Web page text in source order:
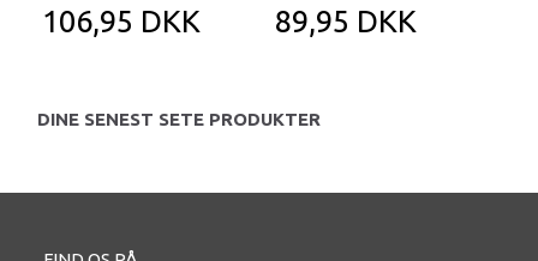
106,95 DKK 89,95 DKK
DINE SENEST SETE PRODUKTER